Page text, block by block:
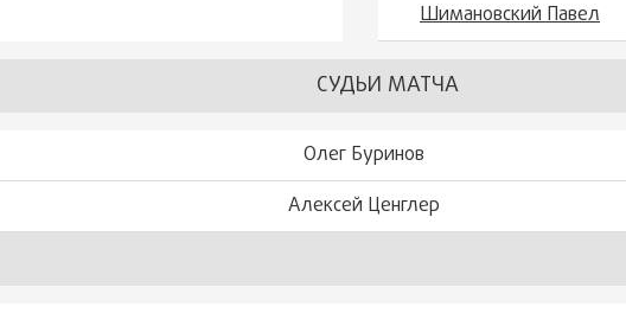
Шимановский Павел
СУДЬИ МАТЧА
Олег Буринов
Алексей Ценглер